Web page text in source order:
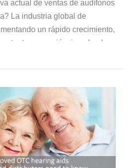
actual de ventas de audífonos
La industria global de
un rápido crecimiento,
expansión, impulsado
de negocio. A
de la industria de audífonos: